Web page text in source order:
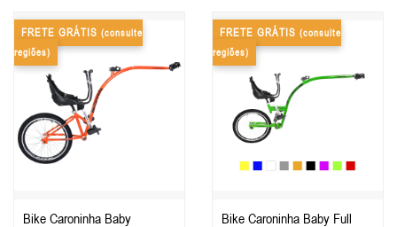
FRETE GRÁTIS (consulte
regiões)
Bike Caroninha Baby
FRETE GRÁTIS (consulte
regiões)
Bike Caroninha Baby Full